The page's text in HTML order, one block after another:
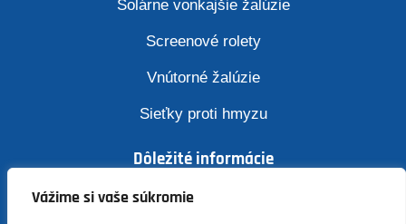
Vážime si vaše súkromie
Solárne vonkajšie žalúzie
Screenové rolety
Vnútorné žalúzie
Sieťky proti hmyzu
Dôležité informácie
Zásady ochrany osobných údajov